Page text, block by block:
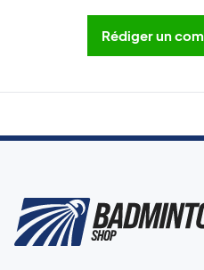
Rédiger un